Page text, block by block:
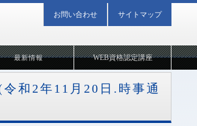
最新情報
和2年11月20日.時事通
WEB資格認定講座
お問い合わせ サイトマップ